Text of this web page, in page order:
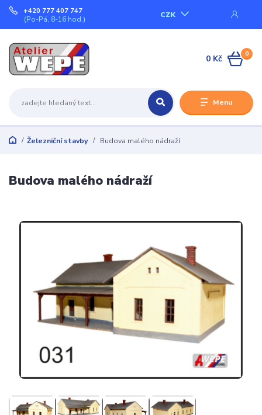
Menu
CZK
+420 777 407 747
(Po-Pá, 8-16 hod.)
0
0 Kč
Železniční stavby Budova malého nádraží
Budova malého nádraží